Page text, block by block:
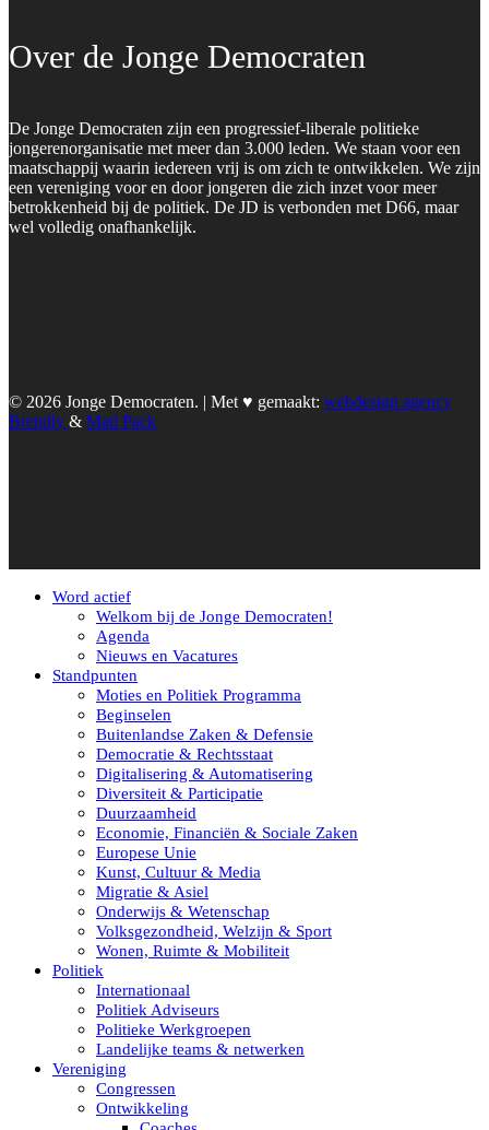
Over de Jonge Democraten
De Jonge Democraten zijn een progressief-liberale politieke
jongerenorganisatie met meer dan 3.000 leden. We staan voor een
maatschappij waarin iedereen vrij is om zich te ontwikkelen. We zijn
een vereniging voor en door jongeren die zich inzet voor meer
betrokkenheid bij de politiek. De JD is verbonden met D66, maar
wel volledig onafhankelijk.
© 2026 Jonge Democraten. | Met ♥︎ gemaakt: webdesign agency
Brendly & Mad Pack
Word actief
Welkom bij de Jonge Democraten!
Agenda
Nieuws en Vacatures
Standpunten
Moties en Politiek Programma
Beginselen
Buitenlandse Zaken & Defensie
Democratie & Rechtsstaat
Digitalisering & Automatisering
Diversiteit & Participatie
Duurzaamheid
Economie, Financiën & Sociale Zaken
Europese Unie
Kunst, Cultuur & Media
Migratie & Asiel
Onderwijs & Wetenschap
Volksgezondheid, Welzijn & Sport
Wonen, Ruimte & Mobiliteit
Politiek
Internationaal
Politiek Adviseurs
Politieke Werkgroepen
Landelijke teams & netwerken
Vereniging
Congressen
Ontwikkeling